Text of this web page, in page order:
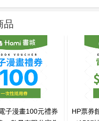
品
子漫畫100元禮券
HP票券